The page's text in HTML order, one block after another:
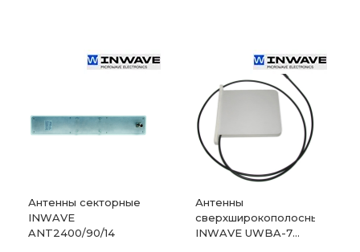
Антенны секторные
INWAVE
ANT2400/90/14
Антенны
сверхширокополосные
INWAVE UWBA-7